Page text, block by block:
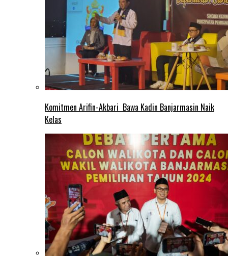
Komitmen Arifin-Akbari Bawa Kadin Banjarmasin Naik
Kelas